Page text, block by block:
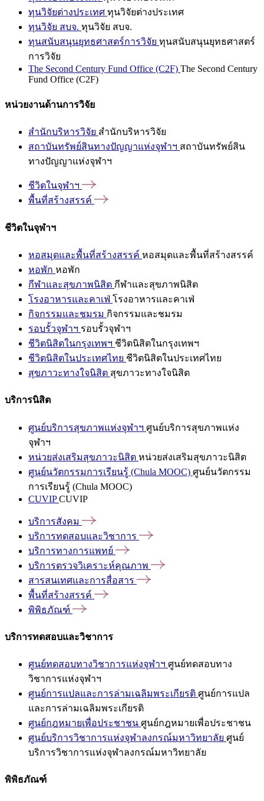
ทุนวิจัยต่างประเทศ ทุนวิจัยต่างประเทศ
ทุนวิจัย สบจ. ทุนวิจัย สบจ.
ทุนสนับสนุนยุทธศาสตร์การวิจัย ทุนสนับสนุนยุทธศาสตร์
การวิจัย
The Second Century Fund Office (C2F) The Second Century
Fund Office (C2F)
หน่วยงานด้านการวิจัย
สำนักบริหารวิจัย สำนักบริหารวิจัย
สถาบันทรัพย์สินทางปัญญาแห่งจุฬาฯ สถาบันทรัพย์สิน
ทางปัญญาแห่งจุฬาฯ
ชีวิตในจุฬาฯ
พื้นที่สร้างสรรค์
ชีวิตในจุฬาฯ
หอสมุดและพื้นที่สร้างสรรค์ หอสมุดและพื้นที่สร้างสรรค์
หอพัก หอพัก
กีฬาและสุขภาพนิสิต กีฬาและสุขภาพนิสิต
โรงอาหารและคาเฟ่ โรงอาหารและคาเฟ่
กิจกรรมและชมรม กิจกรรมและชมรม
รอบรั้วจุฬาฯ รอบรั้วจุฬาฯ
ชีวิตนิสิตในกรุงเทพฯ ชีวิตนิสิตในกรุงเทพฯ
ชีวิตนิสิตในประเทศไทย ชีวิตนิสิตในประเทศไทย
สุขภาวะทางใจนิสิต สุขภาวะทางใจนิสิต
บริการนิสิต
ศูนย์บริการสุขภาพแห่งจุฬาฯ ศูนย์บริการสุขภาพแห่ง
จุฬาฯ
หน่วยส่งเสริมสุขภาวะนิสิต หน่วยส่งเสริมสุขภาวะนิสิต
ศูนย์นวัตกรรมการเรียนรู้ (Chula MOOC) ศูนย์นวัตกรรม
การเรียนรู้ (Chula MOOC)
CUVIPCUVIP
บริการสังคม
บริการทดสอบและวิชาการ
บริการทางการแพทย์
บริการตรวจวิเคราะห์คุณภาพ
สารสนเทศและการสื่อสาร
พื้นที่สร้างสรรค์
พิพิธภัณฑ์
บริการทดสอบและวิชาการ
ศูนย์ทดสอบทางวิชาการแห่งจุฬาฯ ศูนย์ทดสอบทาง
วิชาการแห่งจุฬาฯ
ศูนย์การแปลและการล่ามเฉลิมพระเกียรติ ศูนย์การแปล
และการล่ามเฉลิมพระเกียรติ
ศูนย์กฎหมายเพื่อประชาชน ศูนย์กฎหมายเพื่อประชาชน
ศูนย์บริการวิชาการแห่งจุฬาลงกรณ์มหาวิทยาลัย ศูนย์
บริการวิชาการแห่งจุฬาลงกรณ์มหาวิทยาลัย
พิพิธภัณฑ์